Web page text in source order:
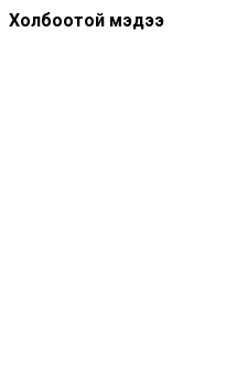
Холбоотой мэдээ